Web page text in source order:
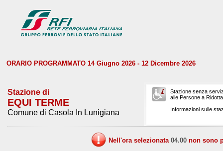
ORARIO PROGRAMMATO 14 Giugno 2026 - 12 Dicembre 2026
Stazione di
EQUI TERME
Comune di Casola In Lunigiana
Stazione senza
alle Persone a
Informazioni sulle
Nell'ora selezionata 04.00 non sono